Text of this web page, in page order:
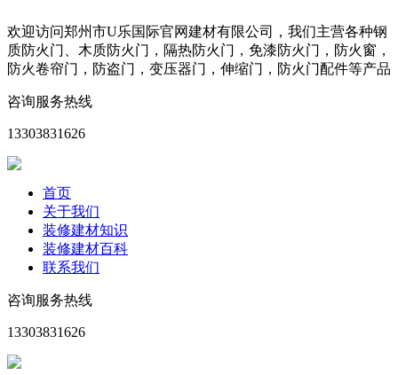
欢迎访问郑州市U乐国际官网建材有限公司，我们主营各种钢
质防火门、木质防火门，隔热防火门，免漆防火门，防火窗，
防火卷帘门，防盗门，变压器门，伸缩门，防火门配件等产品
咨询服务热线
13303831626
首页
关于我们
装修建材知识
装修建材百科
联系我们
咨询服务热线
13303831626